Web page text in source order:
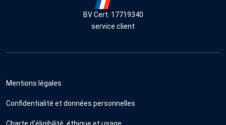
BV Cert. 17719340
service client
Mentions légales
Confidentialité et données personnelles